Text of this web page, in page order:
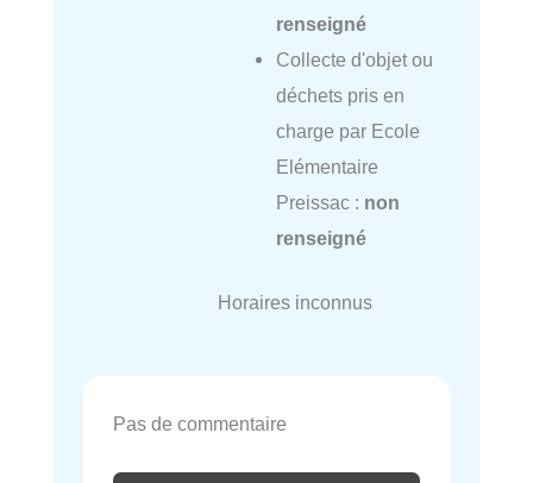
renseigné
Collecte d'objet ou
déchets pris en
charge par Ecole
Elémentaire
Preissac : non
renseigné
Horaires inconnus
Pas de commentaire